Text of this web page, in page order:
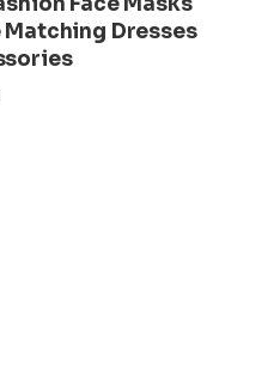
Matching Dresses